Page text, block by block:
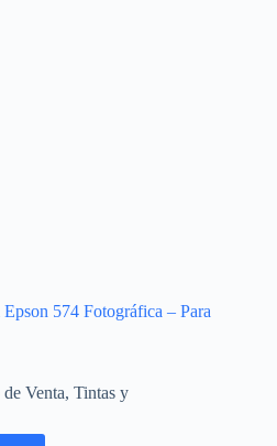
574 Fotográfica – Para
Venta, Tintas y